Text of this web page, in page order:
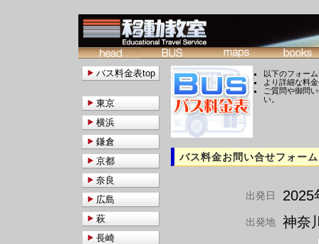
以下のフォー
より詳細な料
ご質問や御問
い。
バス料金お問い合せフォーム
出発日 2025
出発地 神奈
バス料金表top
東京
横浜
鎌倉
京都
奈良
広島
萩
長崎